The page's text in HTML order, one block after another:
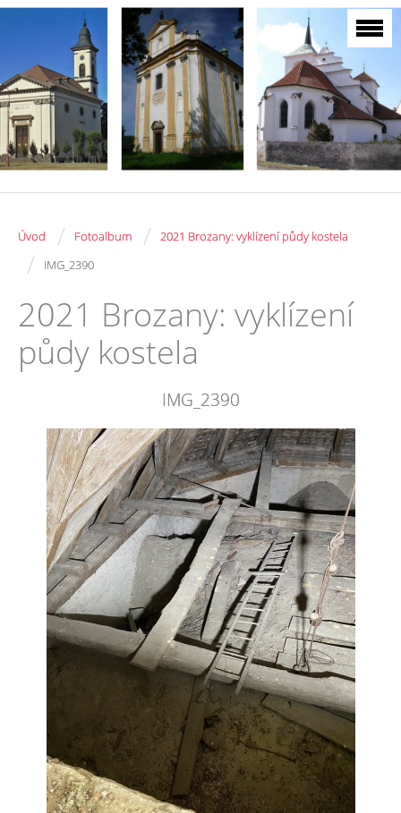
Úvod / Fotoalbum / 2021 Brozany: vyklízení půdy kostela
/ IMG_2390
2021 Brozany: vyklízení
půdy kostela
IMG_2390